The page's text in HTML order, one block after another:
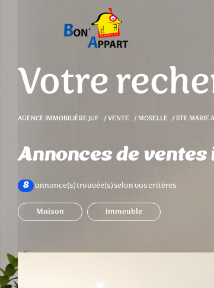
Votrereche
AGENCE IMMOBILIÈRE JUF VENTE MOSELLE STE MARIE
Annonces de
8 annonce(s) trouvée(s) selon vos critères
Maison Immeuble